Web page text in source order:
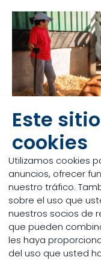
Este
cookies
Utilizamos cookies
anuncios, ofrecer
nuestro tráfico.
sobre el uso que
nuestros socios de
que pueden
les haya
del uso que usted
El
Las afecciones